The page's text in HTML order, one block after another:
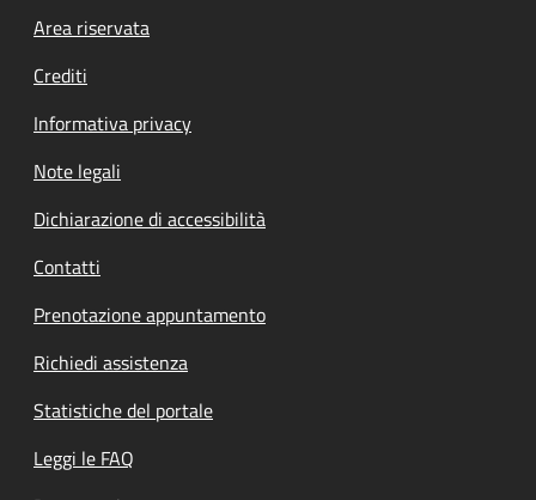
Footer menu
Area riservata
Crediti
Informativa privacy
Note legali
Dichiarazione di accessibilità
Contatti
Prenotazione appuntamento
Richiedi assistenza
Statistiche del portale
Leggi le FAQ